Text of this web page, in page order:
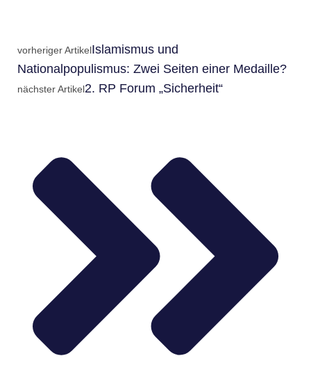
vorheriger ArtikelIslamismus und
Nationalpopulismus: Zwei Seiten einer Medaille?
nächster Artikel2. RP Forum „Sicherheit“